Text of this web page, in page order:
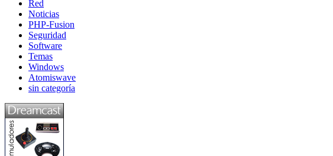
Red
Noticias
PHP-Fusion
Seguridad
Software
Temas
Windows
Atomiswave
sin categoría